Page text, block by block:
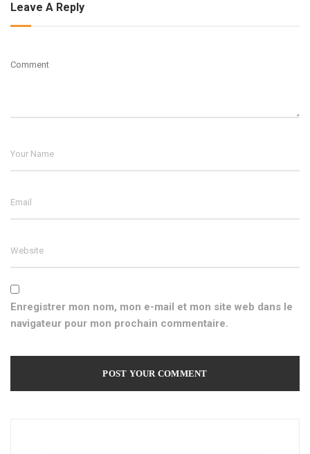
Leave A Reply
Enregistrer mon nom, mon e-mail et mon site web dans le
navigateur pour mon prochain commentaire.